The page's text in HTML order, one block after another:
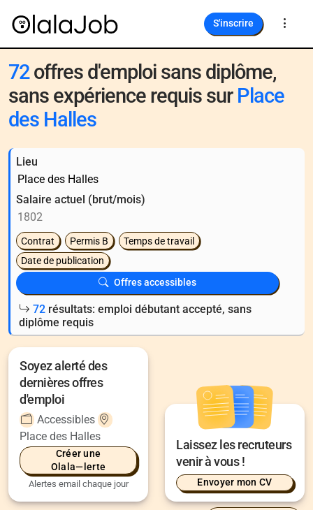
S'inscrire
72offres d'emploi sans diplôme,
sans expérience requis sur Place
des Halles
Lieu
Salaire actuel (brut/mois)
Contrat Permis B
Temps de travail
Date de publication
Offres accessibles
72 résultats: emploi débutant accepté, sans
diplôme requis
Soyez alerté des
dernières offres
d'emploi
Accessibles
Place des Halles
Créer une
Olala—lerte
Alertes email chaque jour
Laissez les recruteurs
venir à vous !
Envoyer mon CV